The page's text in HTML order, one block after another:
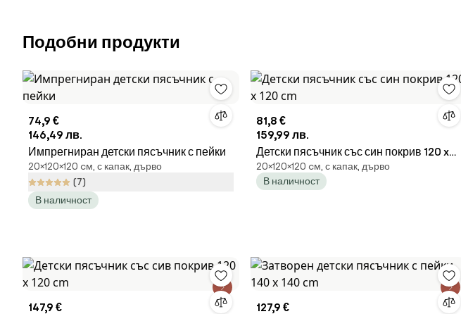
Подобни продукти
74,9 €
146,49 лв.
Импрегниран детски пясъчник с пейки
20×120×120 cм, с капак, дърво
(7)
В наличност
81,8 €
159,99 лв.
Детски пясъчник със син покрив 120 x
120 cm
20×120×120 cм, с капак, дърво
В наличност
147,9 €
127,9 €